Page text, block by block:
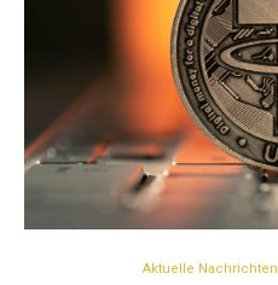
Aktuelle Nachrichten